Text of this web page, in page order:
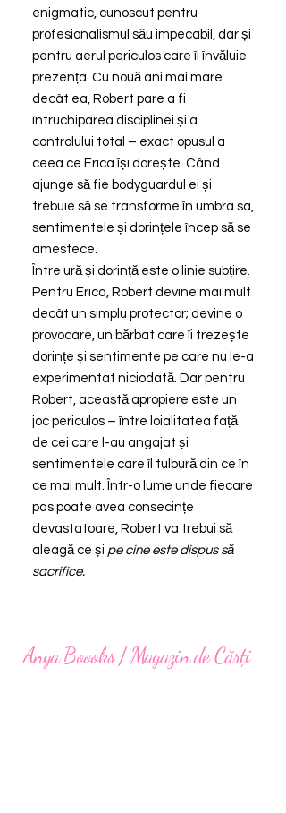
enigmatic, cunoscut pentru
profesionalismul său impecabil, dar și
pentru aerul periculos care îi învăluie
prezența. Cu nouă ani mai mare
decât ea, Robert pare a fi
întruchiparea disciplinei și a
controlului total – exact opusul a
ceea ce Erica își dorește. Când
ajunge să fie bodyguardul ei și
trebuie să se transforme în umbra sa,
sentimentele și dorințele încep să se
amestece.
Între ură și dorință este o linie subțire.
Pentru Erica, Robert devine mai mult
decât un simplu protector; devine o
provocare, un bărbat care îi trezește
dorințe și sentimente pe care nu le-a
experimentat niciodată. Dar pentru
Robert, această apropiere este un
joc periculos – între loialitatea față
de cei care l-au angajat și
sentimentele care îl tulbură din ce în
ce mai mult. Într-o lume unde fiecare
pas poate avea consecințe
devastatoare, Robert va trebui să
aleagă ce și pe cine este dispus să
sacrifice.
Anya Boooks / Magazin de Cărți